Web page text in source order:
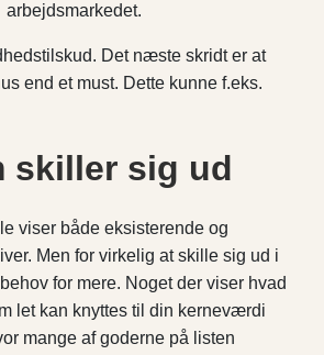
Det næste skridt er at
end et must. Dette kunne f.eks.
skiller sig ud
viser både eksisterende og
Men for virkelig at skille sig ud i
for mere. Noget der viser hvad
let kan knyttes til din kerneværdi
mange af goderne på listen